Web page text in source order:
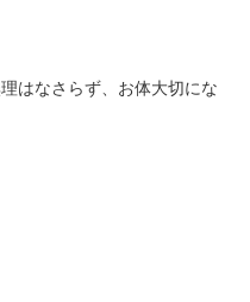
はなさらず、お体大切にな